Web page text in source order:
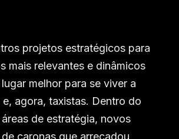
projetos estratégicos para
mais relevantes e dinâmicos
melhor para se viver a
agora, taxistas. Dentro do
de estratégia, novos
caronas que arrecadou